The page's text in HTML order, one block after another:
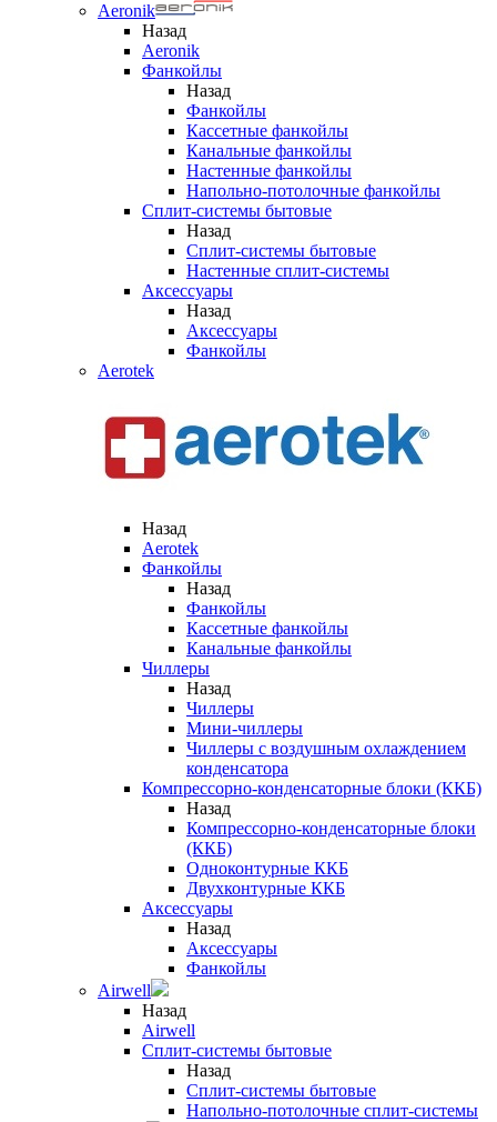
Aeronik
Назад
Aeronik
Фанкойлы
Назад
Фанкойлы
Кассетные фанкойлы
Канальные фанкойлы
Настенные фанкойлы
Напольно-потолочные фанкойлы
Сплит-системы бытовые
Назад
Сплит-системы бытовые
Настенные сплит-системы
Аксессуары
Назад
Аксессуары
Фанкойлы
Aerotek
Назад
Aerotek
Фанкойлы
Назад
Фанкойлы
Кассетные фанкойлы
Канальные фанкойлы
Чиллеры
Назад
Чиллеры
Мини-чиллеры
Чиллеры с воздушным охлаждением
конденсатора
Компрессорно-конденсаторные блоки (ККБ)
Назад
Компрессорно-конденсаторные блоки
(ККБ)
Одноконтурные ККБ
Двухконтурные ККБ
Аксессуары
Назад
Аксессуары
Фанкойлы
Airwell
Назад
Airwell
Сплит-системы бытовые
Назад
Сплит-системы бытовые
Напольно-потолочные сплит-системы